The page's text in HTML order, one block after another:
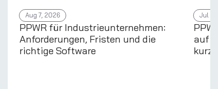
Aug 7, 2026
PPWR für Industrieunternehmen:
Anforderungen, Fristen und die
richtige Software
Jul
auf
kurz